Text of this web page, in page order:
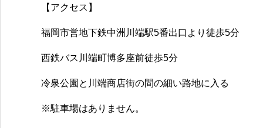
【アクセス】
福岡市営地下鉄中洲川端駅5番出口より徒歩5分
西鉄バス川端町博多座前徒歩5分
冷泉公園と川端商店街の間の細い路地に入る
※駐車場はありません。